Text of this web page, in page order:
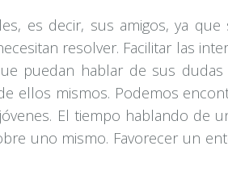
es decir, sus amigos, ya
resolver. Facilitar las
puedan hablar de sus
ellos mismos. Podemos
El tiempo hablando de
uno mismo. Favorecer un